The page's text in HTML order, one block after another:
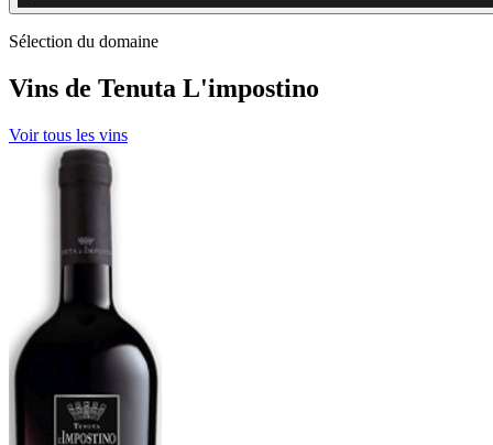
Sélection du domaine
Vins de Tenuta L'impostino
Voir tous les vins